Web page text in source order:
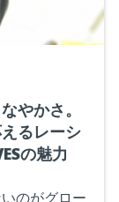
やかさ。
るレーシ
の魅力
のがグロー